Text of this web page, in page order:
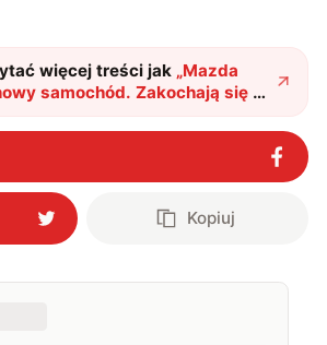
więcej treści jak „Mazda
samochód. Zakochają się w
zafascynowani elektrykami"?
Kopiuj